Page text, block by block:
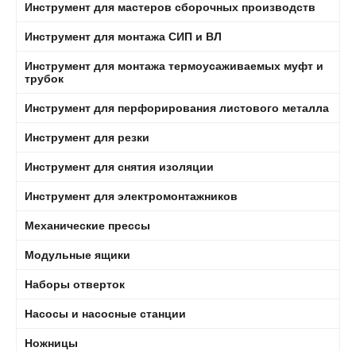
Инструмент для мастеров сборочных производств
Инструмент для монтажа СИП и ВЛ
Инструмент для монтажа термоусаживаемых муфт и
трубок
Инструмент для перфорирования листового металла
Инструмент для резки
Инструмент для снятия изоляции
Инструмент для электромонтажников
Механические прессы
Модульные ящики
Наборы отверток
Насосы и насосные станции
Ножницы